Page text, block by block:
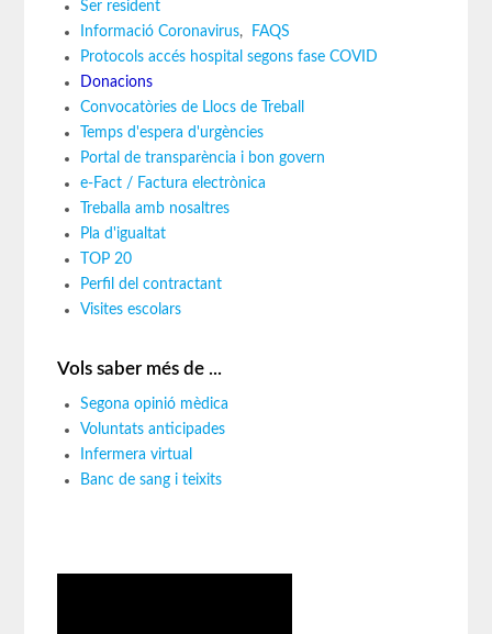
Ser resident
Informació Coronavirus,
FAQS
Protocols accés hospital segons fase COVID
Donacions
Convocatòries de Llocs de Treball
Temps d'espera d'urgències
Portal de transparència i bon govern
e-Fact / Factura electrònica
Treballa amb nosaltres
Pla d'igualtat
TOP 20
Perfil del contractant
Visites escolars
Vols saber més de ...
Segona opinió mèdica
Voluntats anticipades
Infermera virtual
Banc de sang i teixits